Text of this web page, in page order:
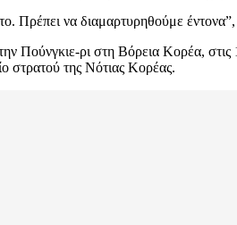
Πρέπει να διαμαρτυρηθούμε
Πούνγκιε-ρι στη Βόρεια Κορέα,
στρατού της Νότιας Κορέας.